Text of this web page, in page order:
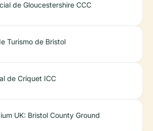
de Gloucestershire CCC
Turismo de Bristol
de Críquet ICC
UK: Bristol County Ground